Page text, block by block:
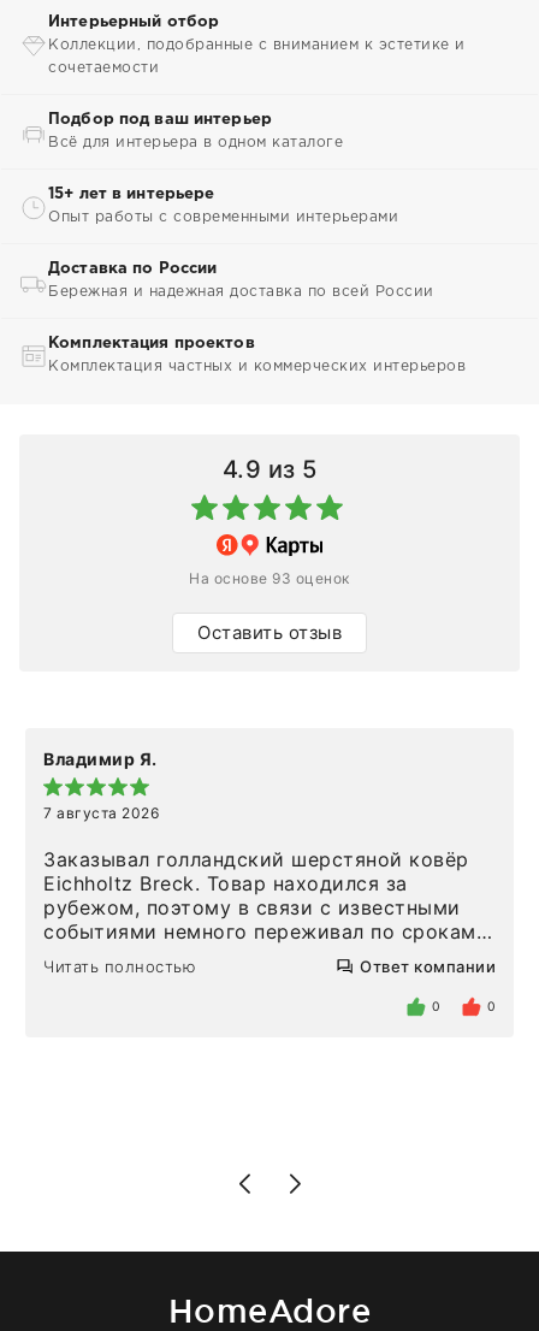
Интерьерный отбор
Коллекции, подобранные с вниманием к эстетике и
сочетаемости
Подбор под ваш интерьер
Всё для интерьера в одном каталоге
15+ лет в интерьере
Опыт работы с современными интерьерами
Доставка по России
Бережная и надежная доставка по всей России
Комплектация проектов
Комплектация частных и коммерческих интерьеров
4.9 из 5
На основе 93 оценок
Оставить отзыв
Владимир Я.
7 августа 2026
Заказывал голландский шерстяной ковёр
Eichholtz Breck. Товар находился за
рубежом, поэтому в связи с известными
событиями немного переживал по срокам.
Но homeadore привезли ровно в
определенное в договоре время, без
то качество выше всяких похвал. Выглядит
Читать полностью Ответ компании
0 0
HomeAdore